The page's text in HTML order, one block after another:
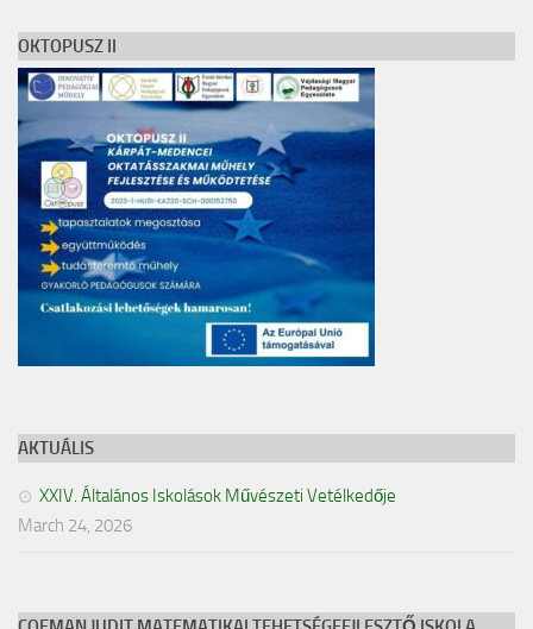
OKTOPUSZ II
AKTUÁLIS
XXIV. Általános Iskolások Művészeti Vetélkedője
March 24, 2026